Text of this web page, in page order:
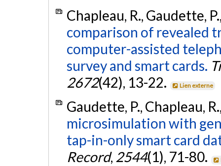
Chapleau, R., Gaudette,
comparison of revealed
computer-assisted
survey and smart cards.
2672(42), 13-22. Lien externe
Gaudette, P., Chapleau,
microsimulation with
tap-in-only smart card
Record, 2544(1), 71-80.